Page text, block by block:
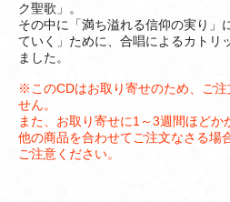
ク聖歌」。
その中に「満ち溢れる信仰の実り」
ていく」ために、合唱によるカトリ
ました。
※このCDはお取り寄せのため、ご注
せん。
また、お取り寄せに1～3週間ほどか
他の商品を合わせてご注文なさる場
ご注意ください。